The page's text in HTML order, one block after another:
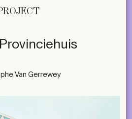
Van Gerrewey